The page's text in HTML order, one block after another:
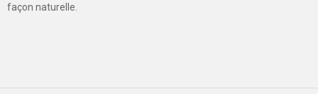
façon naturelle.